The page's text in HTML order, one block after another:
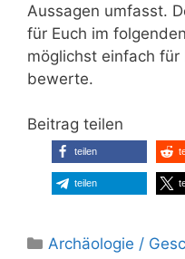
Aussagen umfasst.
für Euch im
möglichst einfach für
bewerte.
Beitrag teilen
teilen
teilen
Kategorien
Archäologie /